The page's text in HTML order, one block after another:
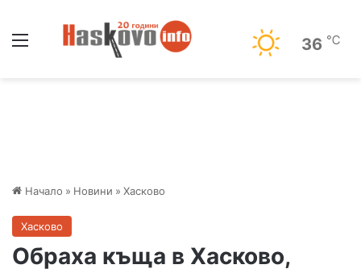
36 ℃
Начало » Новини » Хасково
Хасково
Обраха къща в Хасково,